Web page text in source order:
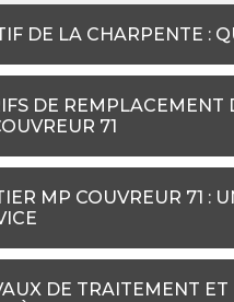
DE LA CHARPENTE :
DE
71
MP COUVREUR 71 :
DE TRAITEMENT